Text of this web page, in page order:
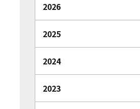
2026
2025
2024
2023